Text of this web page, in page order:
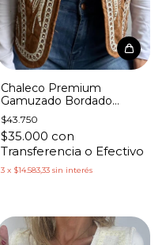
Chaleco Premium
Gamuzado Bordado
Piedras y Canutillos
$43.750
$35.000 con
Transferencia o Efectivo
3 x $14.583,33 sin interés